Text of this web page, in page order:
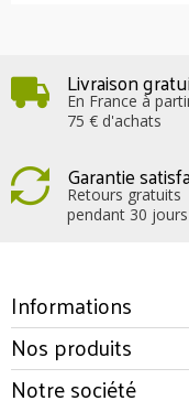
Livraison
En France à
75 € d'achats
Garantie
Retours gratuits
pendant 30 jours
Informations
Nos produits
Notre société